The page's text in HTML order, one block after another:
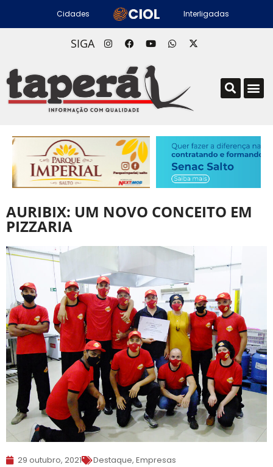
Cidades Interligadas
SIGA
AURIBIX: UM NOVO CONCEITO EM
PIZZARIA
29 outubro, 2021 Destaque, Empresas